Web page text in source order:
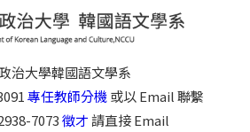
治大學韓國語文學系
專任教師分機或以 Email 聯繫
7073徵才請直接 Email